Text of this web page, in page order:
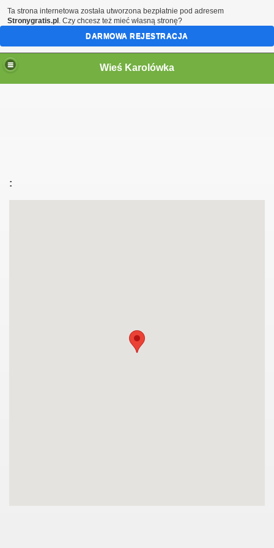
Wieś Karolówka
:
Ta strona internetowa została utworzona bezpłatnie pod adresem
Stronygratis.pl . Czy chcesz też mieć własną stronę?
DARMOWA REJESTRACJA